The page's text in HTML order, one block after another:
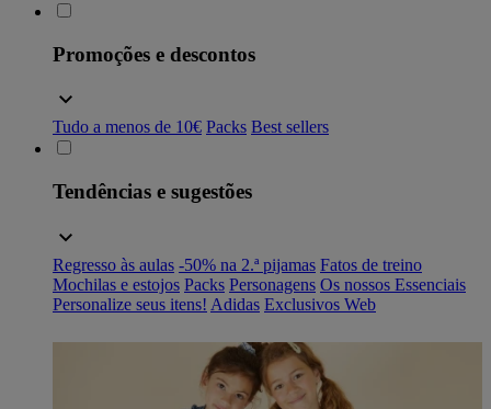
Promoções e descontos
Tudo a menos de 10€ Packs Best sellers
Tendências e sugestões
Regresso às aulas -50% na 2.ª pijamas Fatos de treino
Mochilas e estojos Packs Personagens Os nossos Essenciais
Personalize seus itens! Adidas Exclusivos Web